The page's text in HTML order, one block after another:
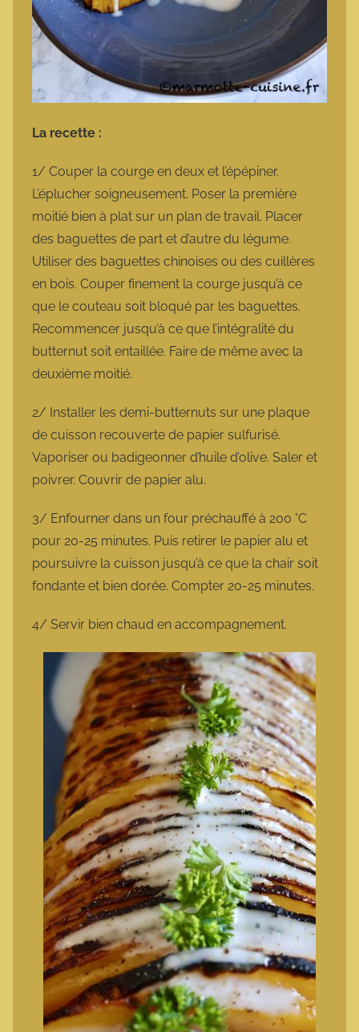
La recette :
1/ Couper la courge en deux et l’épépiner.
L’éplucher soigneusement. Poser la première
moitié bien à plat sur un plan de travail. Placer
des baguettes de part et d’autre du légume.
Utiliser des baguettes chinoises ou des cuillères
en bois. Couper finement la courge jusqu’à ce
que le couteau soit bloqué par les baguettes.
Recommencer jusqu’à ce que l’intégralité du
butternut soit entaillée. Faire de même avec la
deuxième moitié.
2/ Installer les demi-butternuts sur une plaque
de cuisson recouverte de papier sulfurisé.
Vaporiser ou badigeonner d’huile d’olive. Saler et
poivrer. Couvrir de papier alu.
3/ Enfourner dans un four préchauffé à 200 °C
pour 20-25 minutes. Puis retirer le papier alu et
poursuivre la cuisson jusqu’à ce que la chair soit
fondante et bien dorée. Compter 20-25 minutes.
4/ Servir bien chaud en accompagnement.